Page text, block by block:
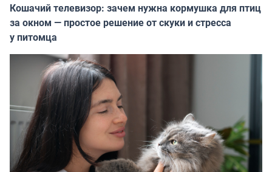
Кошачий телевизор: зачем нужна кормушка для птиц
за окном — простое решение от скуки и стресса
у питомца